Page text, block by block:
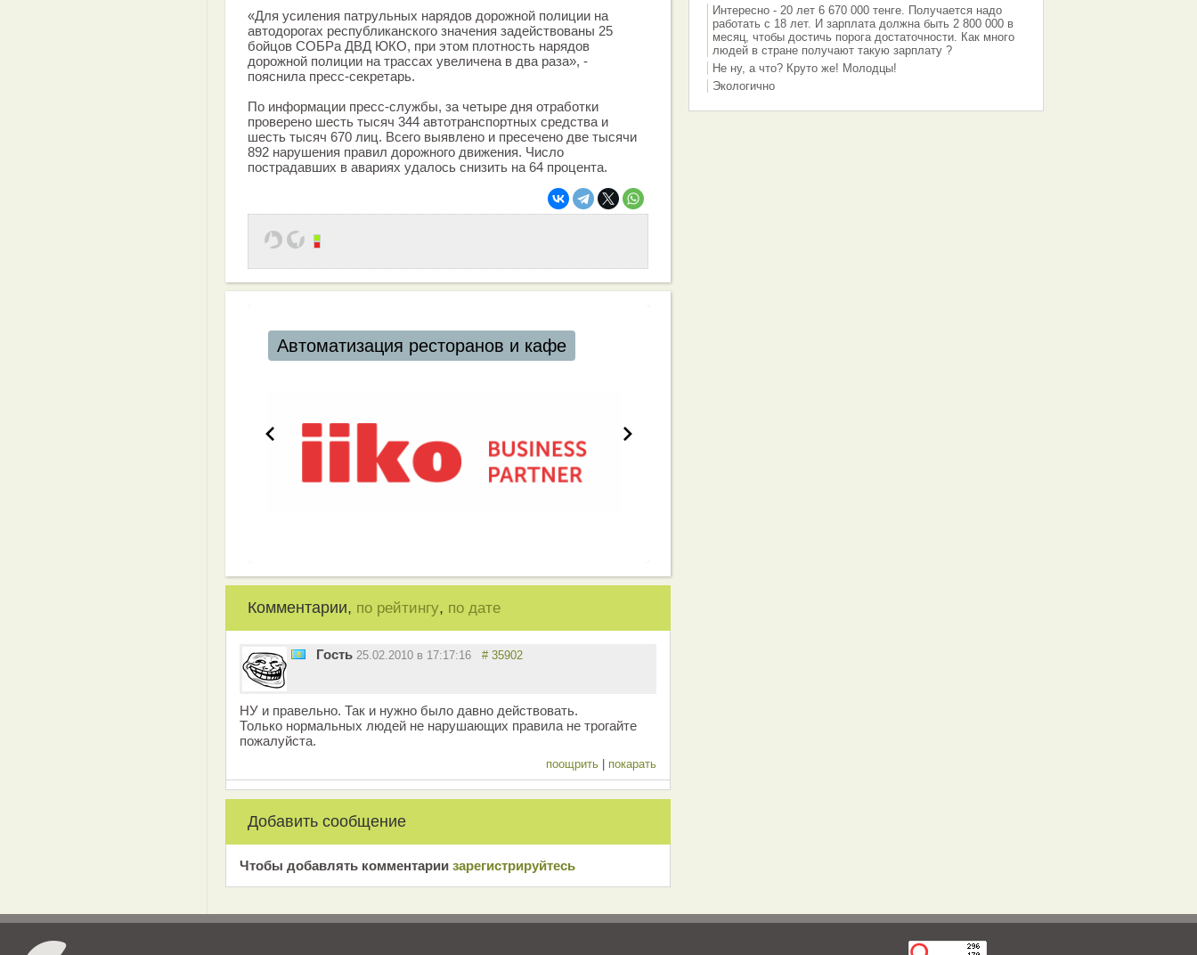
«Для усиления патрульных нарядов дорожной полиции на
автодорогах республиканского значения задействованы 25
бойцов СОБРа ДВД ЮКО, при этом плотность нарядов
дорожной полиции на трассах увеличена в два раза», -
пояснила пресс-секретарь.
По информации пресс-службы, за четыре дня отработки
проверено шесть тысяч 344 автотранспортных средства и
шесть тысяч 670 лиц. Всего выявлено и пресечено две тысячи
892 нарушения правил дорожного движения. Число
пострадавших в авариях удалось снизить на 64 процента.
Автоматизация ресторанов и кафе
Комментарии, по рейтингу, по дате
Гость 25.02.2010 в 17:17:16 # 35902
НУ и правельно. Так и нужно было давно действовать.
Только нормальных людей не нарушающих правила не трогайте
пожалуйста.
поощрить покарать
Добавить сообщение
Чтобы добавлять комментарии зарeгиcтрирyйтeсь
Интересно - 20 лет 6 670 000 тенге. Получается надо
работать с 18 лет. И зарплата должна быть 2 800 000 в
месяц, чтобы достичь порога достаточности. Как много
людей в стране получают такую зарплату ?
Не ну, а что? Круто же! Молодцы!
Экологично